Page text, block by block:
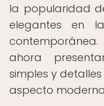
la popularidad
elegantes en
contemporánea.
ahora
simples y
aspecto